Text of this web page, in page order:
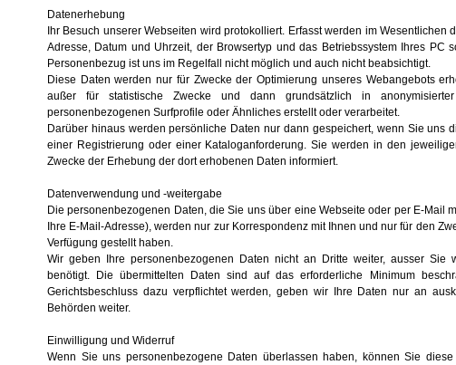
Datenerhebung
Ihr Besuch unserer Webseiten wird protokolliert. Erfasst werden im Wesentlichen
Adresse, Datum und Uhrzeit, der Browsertyp und das Betriebssystem Ihres PC
Personenbezug ist uns im Regelfall nicht möglich und auch nicht beabsichtigt.
Diese Daten werden nur für Zwecke der Optimierung unseres Webangebots
außer für statistische Zwecke und dann grundsätzlich in
personenbezogenen Surfprofile oder Ähnliches erstellt oder verarbeitet.
Darüber hinaus werden persönliche Daten nur dann gespeichert, wenn Sie uns
einer Registrierung oder einer Kataloganforderung. Sie werden in den
Zwecke der Erhebung der dort erhobenen Daten informiert.
Datenverwendung und -weitergabe
Die personenbezogenen Daten, die Sie uns über eine Webseite oder per E-Mail
Ihre E-Mail-Adresse), werden nur zur Korrespondenz mit Ihnen und nur für den
Verfügung gestellt haben.
Wir geben Ihre personenbezogenen Daten nicht an Dritte weiter, ausser Sie
benötigt. Die übermittelten Daten sind auf das erforderliche Minimum
Gerichtsbeschluss dazu verpflichtet werden, geben wir Ihre Daten nur an
Behörden weiter.
Einwilligung und Widerruf
Wenn Sie uns personenbezogene Daten überlassen haben, können Sie